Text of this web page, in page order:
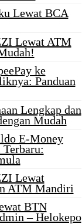
Lewat BCA
Lewat ATM
ke
Panduan
Lengkap dan
Mudah
E-Money
Lewat
ATM Mandiri
BTN
– Helokepo